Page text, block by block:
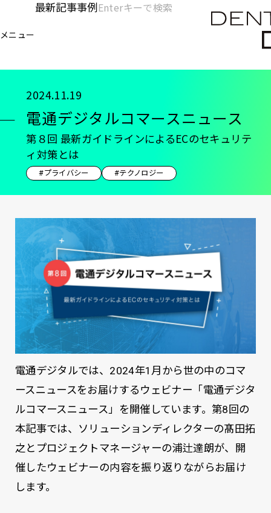
ン
ン
ツ
メニュー
[KC]
-
メ
イ
ン
最新記事事例
検
索
電
電通デジタルコマースニュース
第８回 最新ガイドラインによるECのセキュリテ
ィ対策とは
2024.11.19
#プライバシー #テクノロジー
電通デジタルでは、2024年1月から世の中のコマ
ースニュースをお届けするウェビナー「電通デジタ
ルコマースニュース」を開催しています。第8回の
本記事では、ソリューションディレクターの髙田拓
之とプロジェクトマネージャーの浦辻達朗が、開
催したウェビナーの内容を振り返りながらお届け
します。